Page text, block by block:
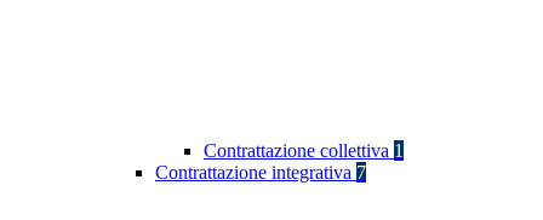
Contrattazione collettiva 1
Contrattazione integrativa 7